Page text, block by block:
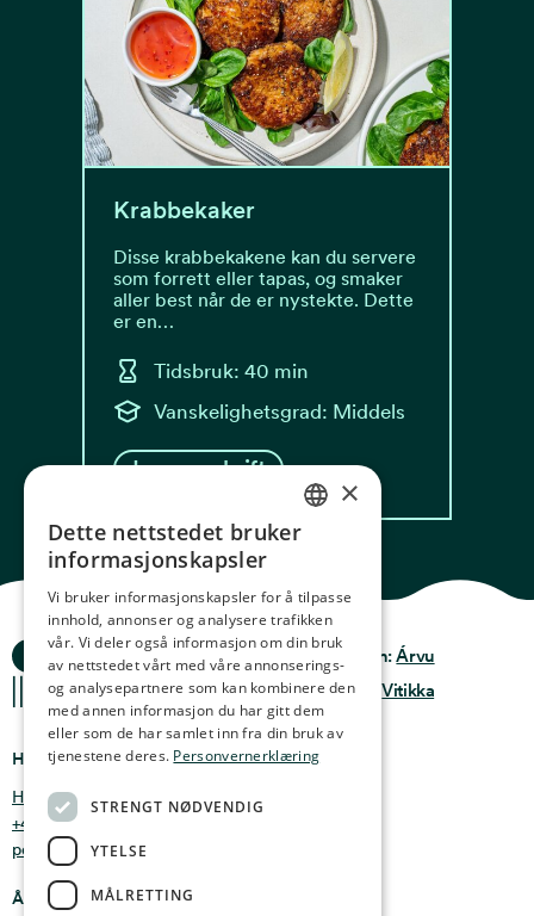
Krabbekaker
Disse krabbekakene kan du servere
som forrett eller tapas, og smaker
aller best når de er nystekte. Dette
er en…
Tidsbruk: 40 min
Vanskelighetsgrad: Middels
Les oppskrift
Ocean Stories
Hvor finner du oss
Holmen 4b, 9750 Honningsvåg, Norge
+47 47 99 00 95
post@oceanstories.no
Åpningstider
Privacy & Policy
Terms & conditions
Design:Árvu
Kode:Vitikka
NORWEGIAN
GERMAN
FRENCH
SPANISH
FINNISH
×
Dette nettstedet bruker
informasjonskapsler
Vi bruker informasjonskapsler for å tilpasse
innhold, annonser og analysere trafikken
vår. Vi deler også informasjon om din bruk
av nettstedet vårt med våre annonserings-
og analysepartnere som kan kombinere den
med annen informasjon du har gitt dem
eller som de har samlet inn fra din bruk av
tjenestene deres. Personvernerklæring
STRENGT NØDVENDIG
YTELSE
MÅLRETTING